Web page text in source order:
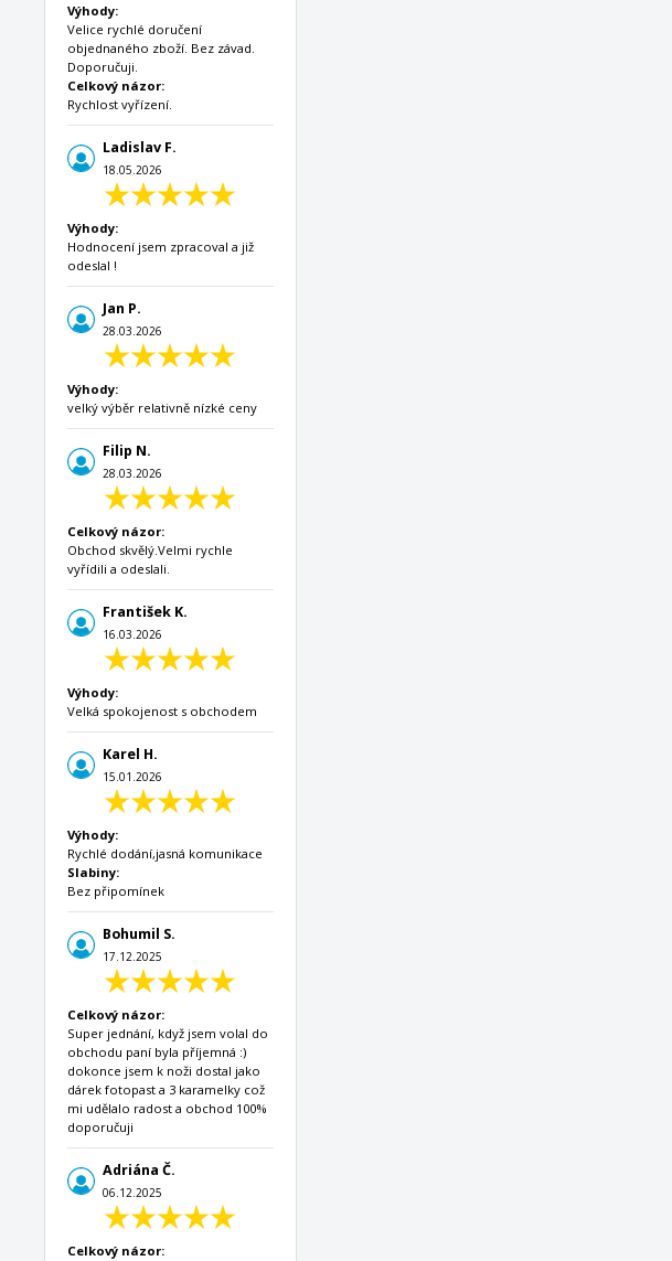
Výhody:
Velice rychlé doručení
objednaného zboží. Bez závad.
Doporučuji.
Celkový názor:
Rychlost vyřízení.
Ladislav F.
18.05.2026
Výhody:
Hodnocení jsem zpracoval a již
odeslal !
Jan P.
28.03.2026
Výhody:
velký výběr relativně nízké ceny
Filip N.
28.03.2026
Celkový názor:
Obchod skvělý.Velmi rychle
vyřídili a odeslali.
František K.
16.03.2026
Výhody:
Velká spokojenost s obchodem
Karel H.
15.01.2026
Výhody:
Rychlé dodání,jasná komunikace
Slabiny:
Bez připomínek
Bohumil S.
17.12.2025
Celkový názor:
Super jednání, když jsem volal do
obchodu paní byla příjemná :)
dokonce jsem k noži dostal jako
dárek fotopast a 3 karamelky což
mi udělalo radost a obchod 100%
doporučuji
Adriána Č.
06.12.2025
Celkový názor: